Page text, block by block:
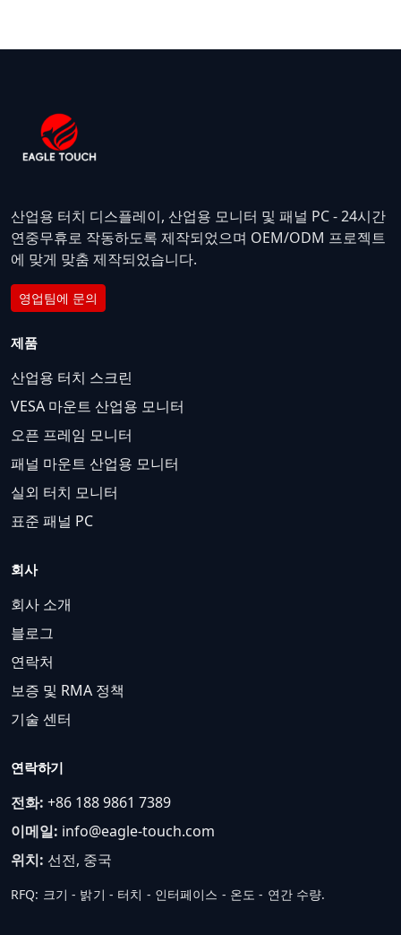
산업용 터치 디스플레이, 산업용 모니터 및 패널 PC - 24시간
연중무휴로 작동하도록 제작되었으며 OEM/ODM 프로젝트
에 맞게 맞춤 제작되었습니다.
영업팀에 문의
제품
산업용 터치 스크린
VESA 마운트 산업용 모니터
오픈 프레임 모니터
패널 마운트 산업용 모니터
실외 터치 모니터
표준 패널 PC
회사
회사 소개
블로그
연락처
보증 및 RMA 정책
기술 센터
연락하기
전화: +86 188 9861 7389
이메일: info@eagle-touch.com
위치: 선전, 중국
RFQ: 크기 - 밝기 - 터치 - 인터페이스 - 온도 - 연간 수량.